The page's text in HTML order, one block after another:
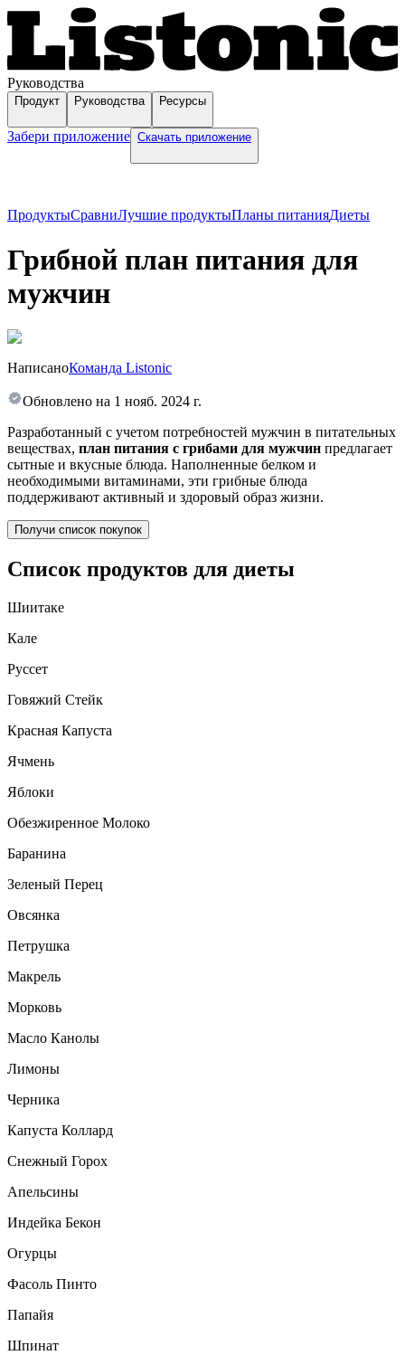
Руководства
Продукт Руководства Ресурсы
Забери приложение Скачать приложение
ПродуктыСравниЛучшие продуктыПланы питанияДиеты
Грибной план питания для
мужчин
НаписаноКоманда Listonic
Обновлено на 1 нояб. 2024 г.
Разработанный с учетом потребностей мужчин в питательных
веществах, план питания с грибами для мужчин предлагает
сытные и вкусные блюда. Наполненные белком и
необходимыми витаминами, эти грибные блюда
поддерживают активный и здоровый образ жизни.
Получи список покупок
Список продуктов для диеты
Шиитаке
Кале
Руссет
Говяжий Стейк
Красная Капуста
Ячмень
Яблоки
Обезжиренное Молоко
Баранина
Зеленый Перец
Овсянка
Петрушка
Макрель
Морковь
Масло Канолы
Лимоны
Черника
Капуста Коллард
Снежный Горох
Апельсины
Индейка Бекон
Огурцы
Фасоль Пинто
Папайя
Шпинат